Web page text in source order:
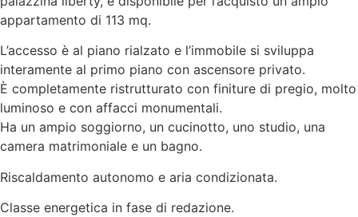
appartamento di 113 mq.
L’accesso è al piano rialzato e l’immobile si sviluppa
interamente al primo piano con ascensore privato.
È completamente ristrutturato con finiture di pregio, molto
luminoso e con affacci monumentali.
Ha un ampio soggiorno, un cucinotto, uno studio, una
camera matrimoniale e un bagno.
Riscaldamento autonomo e aria condizionata.
Classe energetica in fase di redazione.